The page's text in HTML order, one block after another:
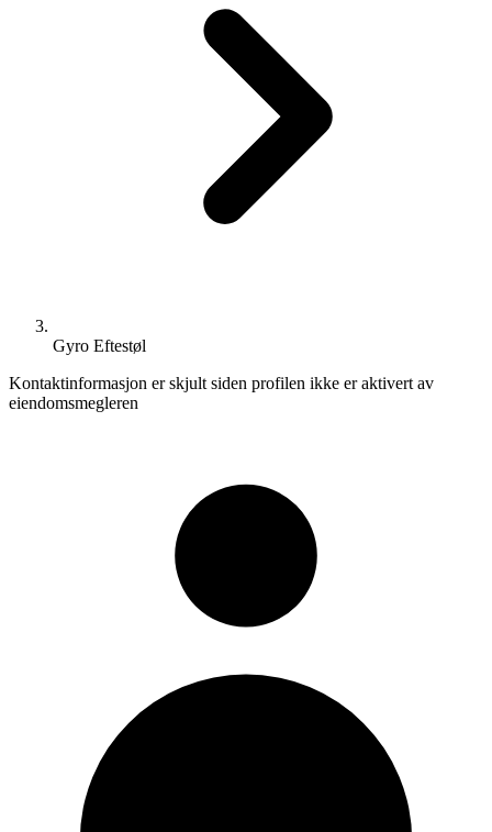
Gyro Eftestøl
Kontaktinformasjon er skjult siden profilen ikke er aktivert av
eiendomsmegleren